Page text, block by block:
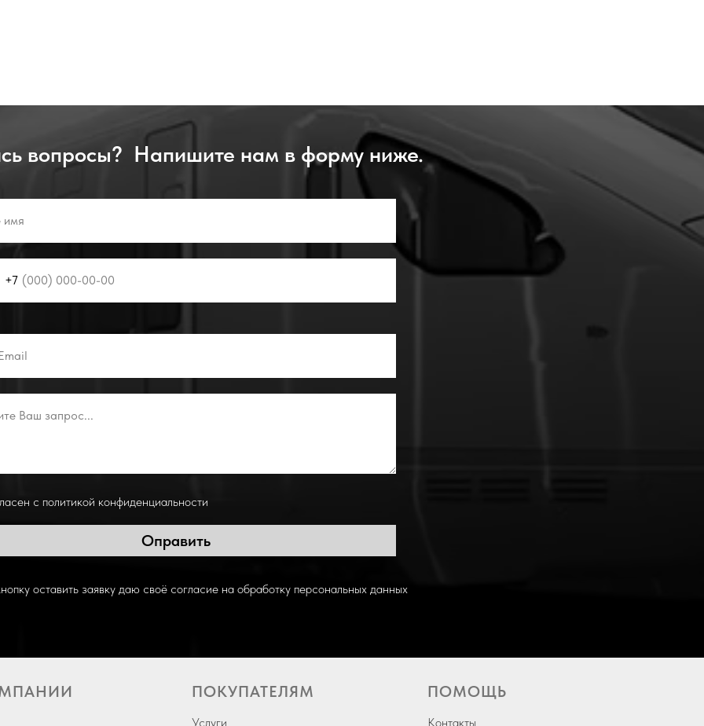
вопросы? Напишите нам в форму ниже.
+7
с политикой конфиденциальности
Оправить
оставить заявку даю своё согласие на обработку персональных данных
ПОКУПАТЕЛЯМ
Услуги
ПОМОЩЬ
Контакты